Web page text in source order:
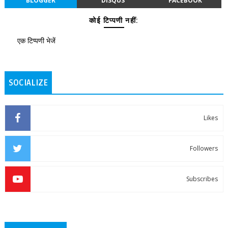
कोई टिप्पणी नहीं:
एक टिप्पणी भेजें
SOCIALIZE
Likes
Followers
Subscribes